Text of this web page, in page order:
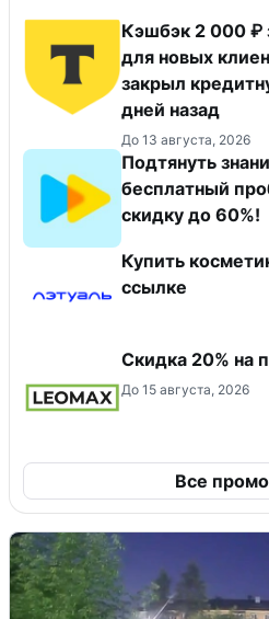
Кэшбэк 2 000 ₽
для новых
закрыл
дней назад
До 13 августа, 2026
Подтянуть
бесплатный
скидку до 60%!
Купить
ссылке
Скидка 20% на
До 15 августа, 2026
Все